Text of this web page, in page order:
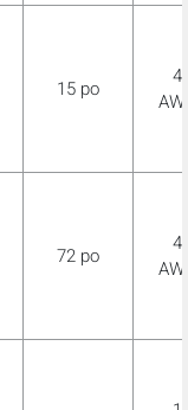
15 po
4
72 po
4